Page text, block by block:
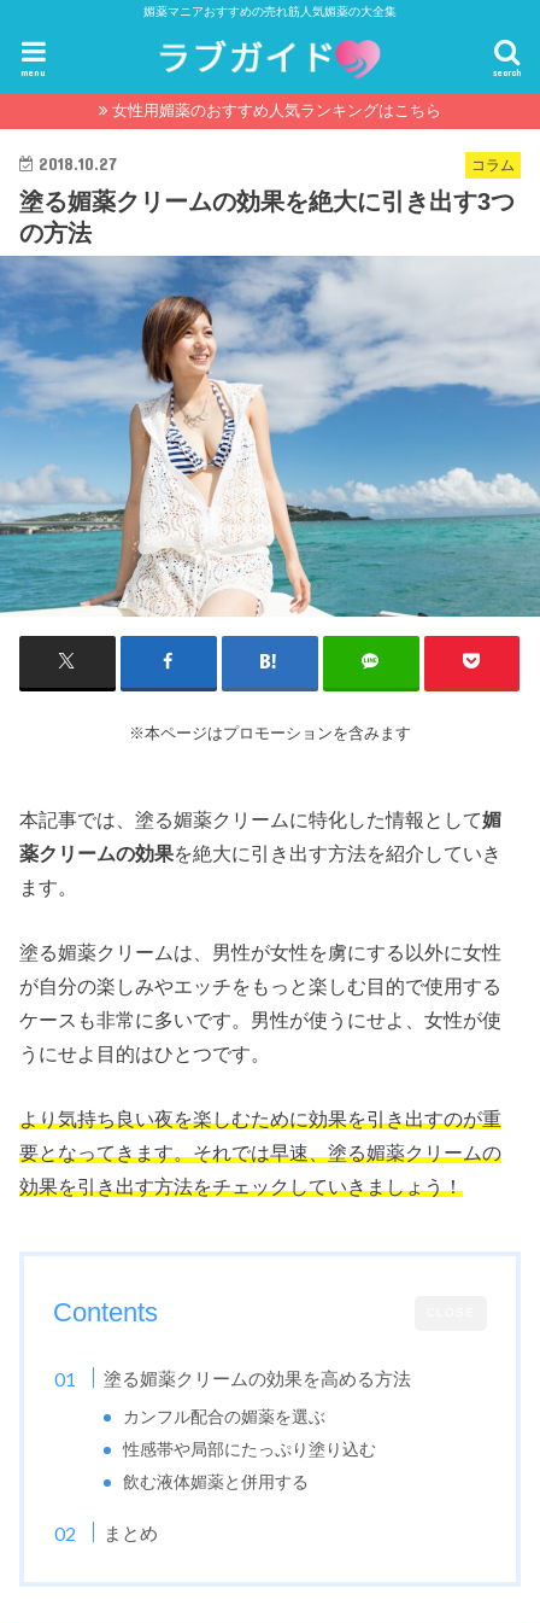
媚薬マニアおすすめの売れ筋人気媚薬の大全集
search
menu
女性用媚薬のおすすめ人気ランキングはこちら
コラム
2018.10.27
塗る媚薬クリームの効果を絶大に引き出す3つ
の方法
※本ページはプロモーションを含みます
本記事では、塗る媚薬クリームに特化した情報として媚
薬クリームの効果を絶大に引き出す方法を紹介していき
ます。
塗る媚薬クリームは、男性が女性を虜にする以外に女性
が自分の楽しみやエッチをもっと楽しむ目的で使用する
ケースも非常に多いです。男性が使うにせよ、女性が使
うにせよ目的はひとつです。
より気持ち良い夜を楽しむために効果を引き出すのが重
要となってきます。それでは早速、塗る媚薬クリームの
効果を引き出す方法をチェックしていきましょう！
Contents
塗る媚薬クリームの効果を高める方法
カンフル配合の媚薬を選ぶ
性感帯や局部にたっぷり塗り込む
飲む液体媚薬と併用する
まとめ